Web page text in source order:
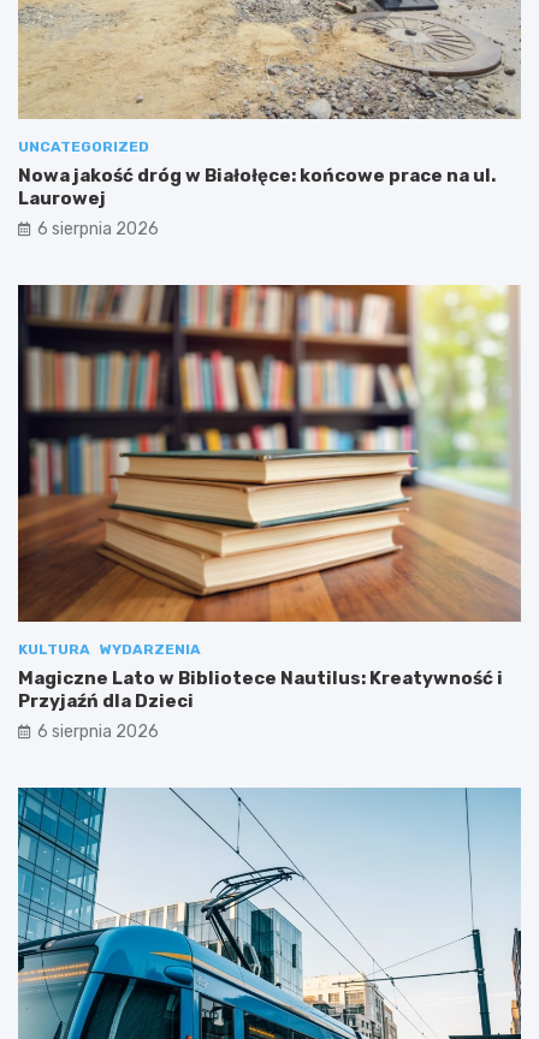
UNCATEGORIZED
Nowa jakość dróg w Białołęce: końcowe prace na ul.
Laurowej
6 sierpnia 2026
KULTURA WYDARZENIA
Magiczne Lato w Bibliotece Nautilus: Kreatywność i
Przyjaźń dla Dzieci
6 sierpnia 2026